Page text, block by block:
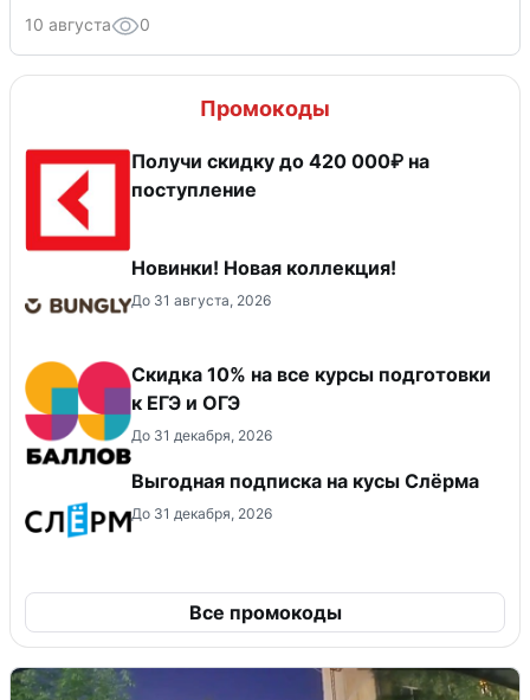
10 августа 0
Промокоды
Получи скидку до 420 000₽ на
поступление
Новинки! Новая коллекция!
До 31 августа, 2026
Cкидка 10% на все курсы подготовки
к ЕГЭ и ОГЭ
До 31 декабря, 2026
Выгодная подписка на кусы Слёрма
До 31 декабря, 2026
Все промокоды